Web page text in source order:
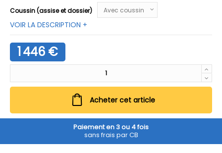
Coussin (assise et dossier)
VOIR LA DESCRIPTION +
1 446 €
Acheter cet article
Paiement en 3 ou 4 fois
sans frais par CB